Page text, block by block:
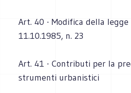
Art. 40 - Modifica della legge
11.10.1985, n. 23
Art. 41 - Contributi per la
strumenti urbanistici